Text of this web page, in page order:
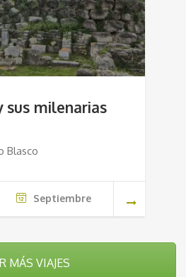
sus milenarias
Blasco
Septiembre
MÁS VIAJES